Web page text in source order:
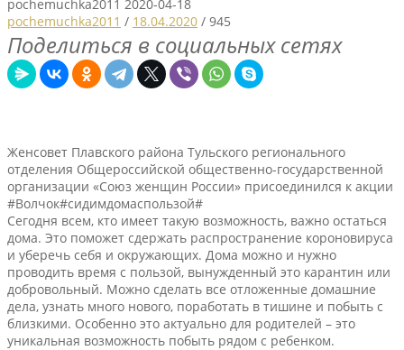
pochemuchka2011 2020-04-18
pochemuchka2011 / 18.04.2020 / 945
Поделиться в социальных сетях
Женсовет Плавского района Тульского регионального
отделения Общероссийской общественно-государственной
организации «Союз женщин России» присоединился к акции
#Волчок#сидимдомаспользой#
Сегодня всем, кто имеет такую возможность, важно остаться
дома. Это поможет сдержать распространение короновируса
и уберечь себя и окружающих. Дома можно и нужно
проводить время с пользой, вынужденный это карантин или
добровольный. Можно сделать все отложенные домашние
дела, узнать много нового, поработать в тишине и побыть с
близкими. Особенно это актуально для родителей – это
уникальная возможность побыть рядом с ребенком.